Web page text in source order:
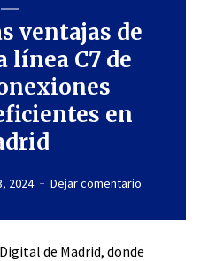
ventajas de
línea C7 de
en
2024 Dejar comentario
de Madrid, donde